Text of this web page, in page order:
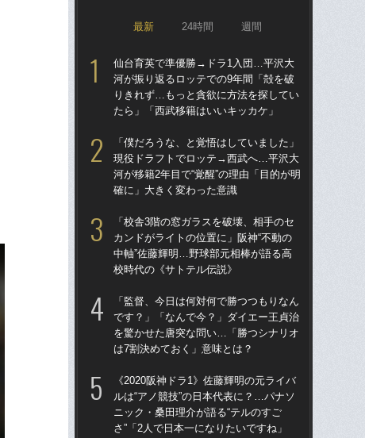
最新 24時間 週間
仙台育英で準優勝→ドラ1入団…平沢大
河が振り返るロッテでの9年間「殻を破
りきれず…もっと貪欲に方法を探してい
たら」「西武移籍はいいキッカケ」
「僕だろうな、と覚悟はしていました」
現役ドラフトでロッテ→西武へ…平沢大
河が移籍2年目で“覚醒”の理由「目的が明
確に」大きく変わった意識
「校舎3階の窓ガラスを破壊、相手のセ
カンドがライトの位置に」阪神“不動の
中軸”佐藤輝明…野球部元相棒が語る高
校時代の《サトテル伝説》
「監督、今日は何対何で勝つつもりなん
です？」「なんで今？」ダイエー王貞治
を驚かせた唐突な問い…「勝つシナリオ
は7割決めておく」意味とは？
《2020阪神ドラ1》佐藤輝明の元ライバ
ルは“アノ競技”の日本代表に？…パナソ
ニック・桑田理介が語る“テルのすご
さ”「2人で日本一になりたいですね」